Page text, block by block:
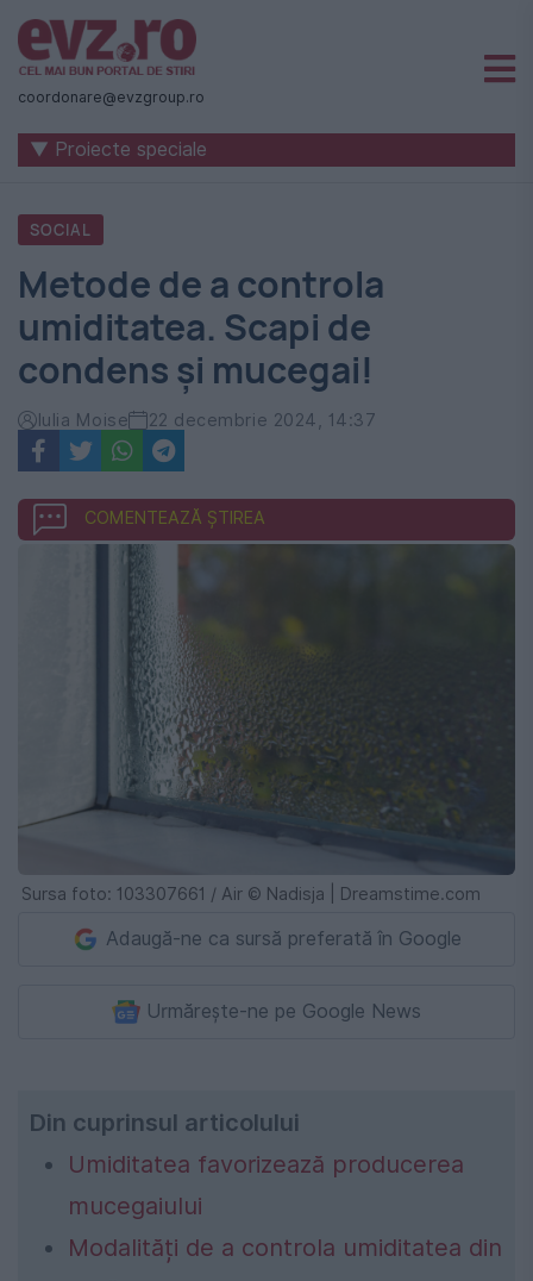
Știri
naționale
internaționale
România
-
Evenimentul
Zilei
coordonare@evzgroup.ro
▼ Proiecte speciale
SOCIAL
Metode de a controla
umiditatea. Scapi de
condens și mucegai!
Iulia Moise 22 decembrie 2024, 14:37
COMENTEAZĂ ȘTIREA
Sursa foto: 103307661 / Air © Nadisja | Dreamstime.com
Adaugă-ne ca sursă preferată în Google
Urmărește-ne pe Google News
Din cuprinsul articolului
Umiditatea favorizează producerea
mucegaiului
Modalități de a controla umiditatea din